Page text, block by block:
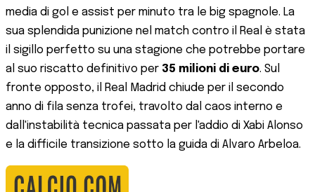
media di gol e assist per minuto tra le big spagnole. La
sua splendida punizione nel match contro il Real è stata
il sigillo perfetto su una stagione che potrebbe portare
al suo riscatto definitivo per 35 milioni di euro. Sul
fronte opposto, il Real Madrid chiude per il secondo
anno di fila senza trofei, travolto dal caos interno e
dall'instabilità tecnica passata per l'addio di Xabi Alonso
e la difficile transizione sotto la guida di Alvaro Arbeloa.